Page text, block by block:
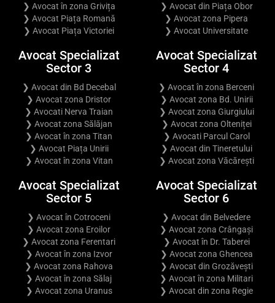
❯ Avocat în zona Grivița
❯ Avocat Piața Romană
❯ Avocat Piața Victoriei
❯ Avocat din Piața Obor
❯ Avocat zona Pipera
❯ Avocat Universitate
Avocat Specializat
Sector 3
❯ Avocat din Bd Decebal
❯ Avocat zona Dristor
❯ Avocati Nerva Traian
❯ Avocat zona Sălăjan
❯ Avocat în zona Titan
❯ Avocat Piața Unirii
❯ Avocat în zona Vitan
Avocat Specializat
Sector 4
❯ Avocat în zona Berceni
❯ Avocat zona Bd. Unirii
❯ Avocat zona Giurgiului
❯ Avocat zona Olteniței
❯ Avocati Parcul Carol
❯ Avocat din Tineretului
❯ Avocat zona Văcărești
Avocat Specializat
Sector 5
❯ Avocat în Cotroceni
❯ Avocat zona Eroilor
❯ Avocat zona Ferentari
❯ Avocat în zona Izvor
❯ Avocat zona Rahova
❯ Avocat în zona Sălaj
❯ Avocat zona Uranus
Avocat Specializat
Sector 6
❯ Avocat din Belvedere
❯ Avocat zona Crângași
❯ Avocat în Dr. Taberei
❯ Avocat zona Ghencea
❯ Avocat din Grozăvești
❯ Avocat în zona Militari
❯ Avocat din zona Regie